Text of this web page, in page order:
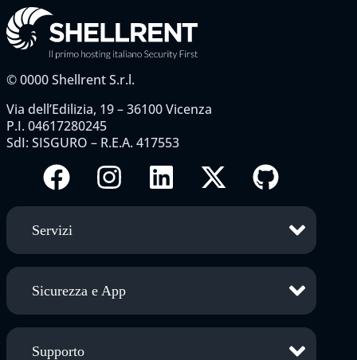
©0000Shellrent S.r.l.
Via dell’Edilizia, 19 – 36100 Vicenza
P.I. 04617280245
SdI: SISGURO – R.E.A. 417553
Servizi
Sicurezza e App
Supporto